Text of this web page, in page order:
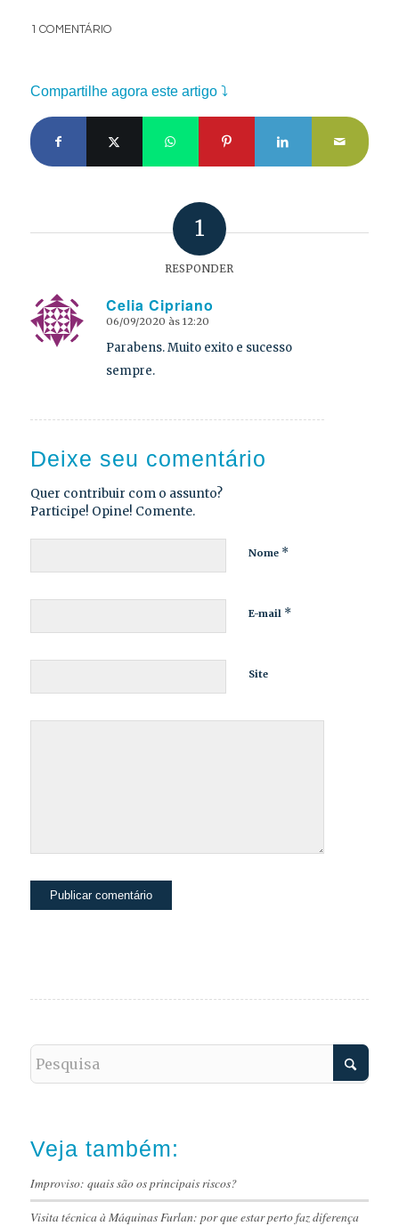
1 COMENTÁRIO
Compartilhe agora este artigo ⤵
1
RESPONDER
Celia Cipriano
says:
06/09/2020 às 12:20
Parabens. Muito exito e sucesso
sempre.
Deixe seu comentário
Quer contribuir com o assunto?
Participe! Opine! Comente.
Nome *
E-mail *
Site
Veja também:
Improviso: quais são os principais riscos?
Visita técnica à Máquinas Furlan: por que estar perto faz diferença